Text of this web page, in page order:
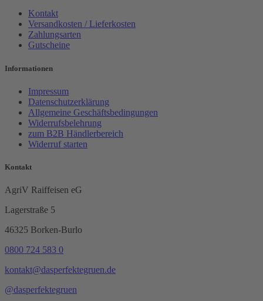
Kontakt
Versandkosten / Lieferkosten
Zahlungsarten
Gutscheine
Informationen
Impressum
Datenschutzerklärung
Allgemeine Geschäftsbedingungen
Widerrufsbelehrung
zum B2B Händlerbereich
Widerruf starten
Kontakt
AgriV Raiffeisen eG
Lagerstraße 5
46325 Borken-Burlo
0800 724 583 0
kontakt@dasperfektegruen.de
@dasperfektegruen